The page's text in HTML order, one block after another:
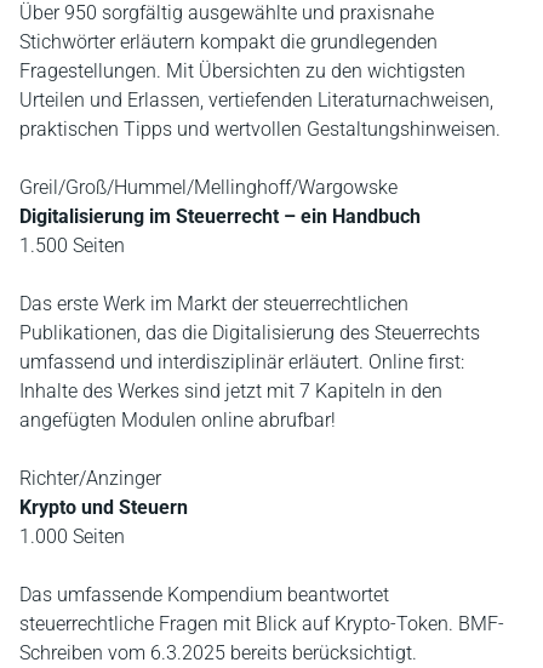
Über 950 sorgfältig ausgewählte und praxisnahe
Stichwörter erläutern kompakt die grundlegenden
Fragestellungen. Mit Übersichten zu den wichtigsten
Urteilen und Erlassen, vertiefenden Literaturnachweisen,
praktischen Tipps und wertvollen Gestaltungshinweisen.
Greil/Groß/Hummel/Mellinghoff/Wargowske
Digitalisierung im Steuerrecht – ein Handbuch
1.500 Seiten
Das erste Werk im Markt der steuerrechtlichen
Publikationen, das die Digitalisierung des Steuerrechts
umfassend und interdisziplinär erläutert. Online first:
Inhalte des Werkes sind jetzt mit 7 Kapiteln in den
angefügten Modulen online abrufbar!
Richter/Anzinger
Krypto und Steuern
1.000 Seiten
Das umfassende Kompendium beantwortet
steuerrechtliche Fragen mit Blick auf Krypto-Token. BMF-
Schreiben vom 6.3.2025 bereits berücksichtigt.